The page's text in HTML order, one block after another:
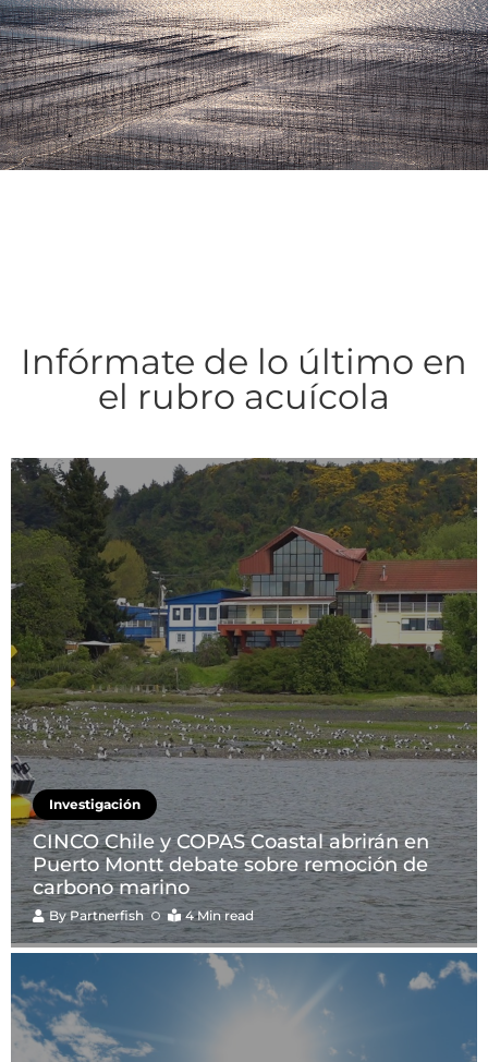
Infórmate de lo último en
el rubro acuícola
Investigación
CINCO Chile y COPAS Coastal abrirán en
Puerto Montt debate sobre remoción de
carbono marino
ByPartnerfish 4 Min read